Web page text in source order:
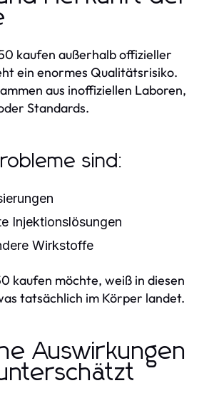
kaufen außerhalb offizieller
ein enormes Qualitätsrisiko.
aus inoffiziellen Laboren,
Standards.
sind:
Injektionslösungen
Wirkstoffe
kaufen möchte, weiß in diesen
tatsächlich im Körper landet.
Auswirkungen